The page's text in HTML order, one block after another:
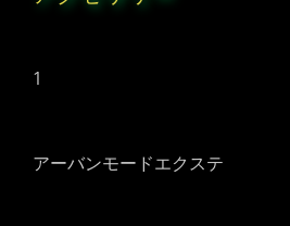
1
アーバンモードエクステ